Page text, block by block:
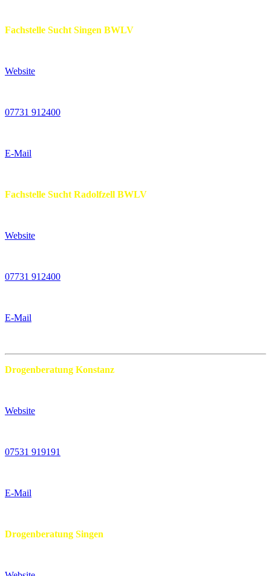
Fachstelle Sucht Singen BWLV
Website
07731 912400
E-Mail
Fachstelle Sucht Radolfzell BWLV
Website
07731 912400
E-Mail
Drogenberatung Konstanz
Website
07531 919191
E-Mail
Drogenberatung Singen